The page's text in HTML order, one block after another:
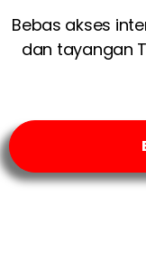
Bebas akses
dan tayangan